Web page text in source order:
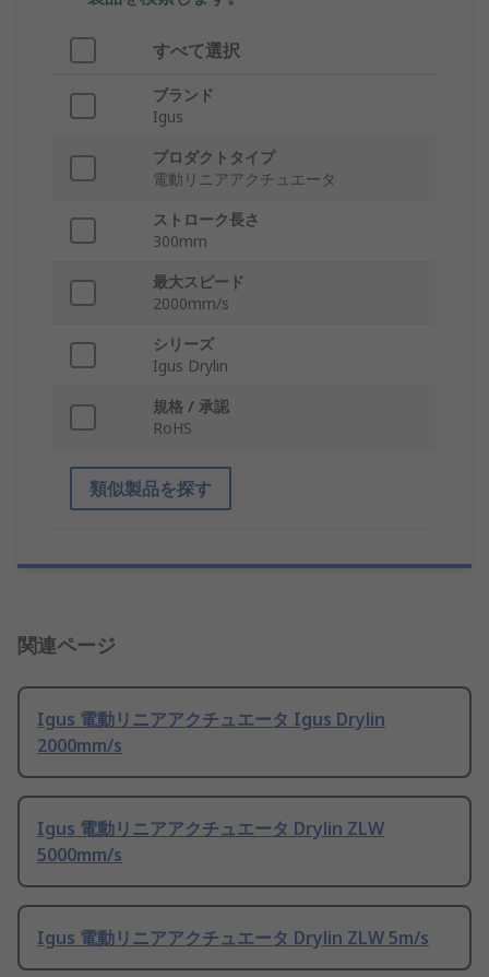
すべて選択
ブランド
Igus
プロダクトタイプ
電動リニアアクチュエータ
ストローク長さ
300mm
最大スピード
2000mm/s
シリーズ
Igus Drylin
規格 / 承認
RoHS
類似製品を探す
関連ページ
Igus 電動リニアアクチュエータ Igus Drylin
2000mm/s
Igus 電動リニアアクチュエータ Drylin ZLW
5000mm/s
Igus 電動リニアアクチュエータ Drylin ZLW 5m/s